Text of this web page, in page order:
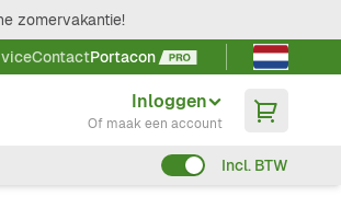
zomervakantie!
ContactPortacon
Taal kiezen
Inloggen
Of maak een account
Incl. BTW